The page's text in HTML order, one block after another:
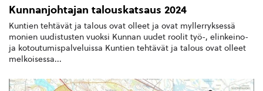
Kunnanjohtajan talouskatsaus 2024
Kuntien tehtävät ja talous ovat olleet ja ovat myllerryksessä
monien uudistusten vuoksi Kunnan uudet roolit työ-, elinkeino-
ja kotoutumispalveluissa Kuntien tehtävät ja talous ovat olleet
melkoisessa...